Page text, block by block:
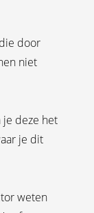
door
niet
je deze het
je dit
weten